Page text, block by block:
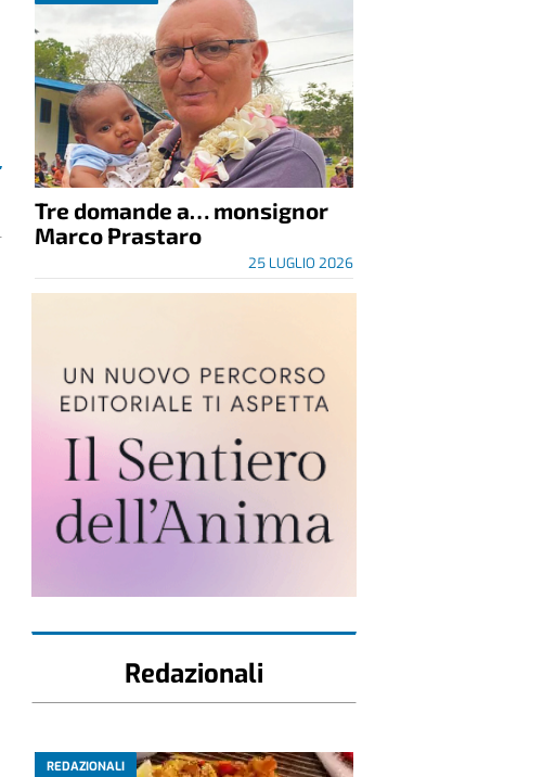
Tre domande a… monsignor
Marco Prastaro
25 LUGLIO 2026
Redazionali
REDAZIONALI